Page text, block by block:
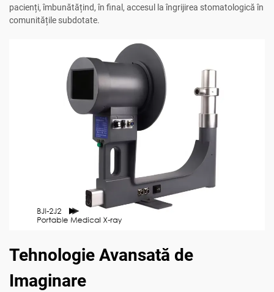
pacienți, îmbunătățind, în final, accesul la îngrijirea stomatologică în
comunitățile subdotate.
Tehnologie Avansată de
Imaginare